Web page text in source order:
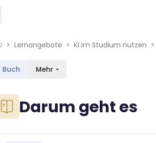
Lernangebote KI im Studium nutzen
Buch Mehr
BlöckeDarum geht es